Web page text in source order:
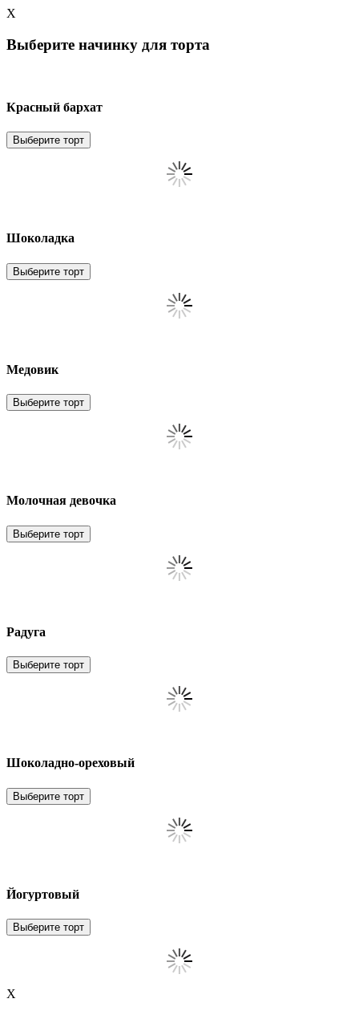
X
Выберите начинку для торта
Красный бархат
Выберите торт
Шоколадка
Выберите торт
Медовик
Выберите торт
Молочная девочка
Выберите торт
Радуга
Выберите торт
Шоколадно-ореховый
Выберите торт
Йогуртовый
Выберите торт
X